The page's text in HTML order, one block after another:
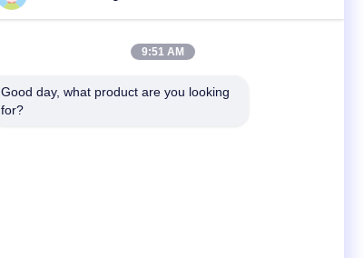
9:51 AM
Good day, what product are you looking
for?